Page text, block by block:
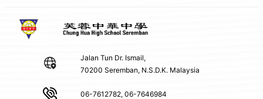
Jalan Tun Dr. Ismail,
70200 Seremban, N.S.D.K. Malaysia
06-7612782, 06-7646984